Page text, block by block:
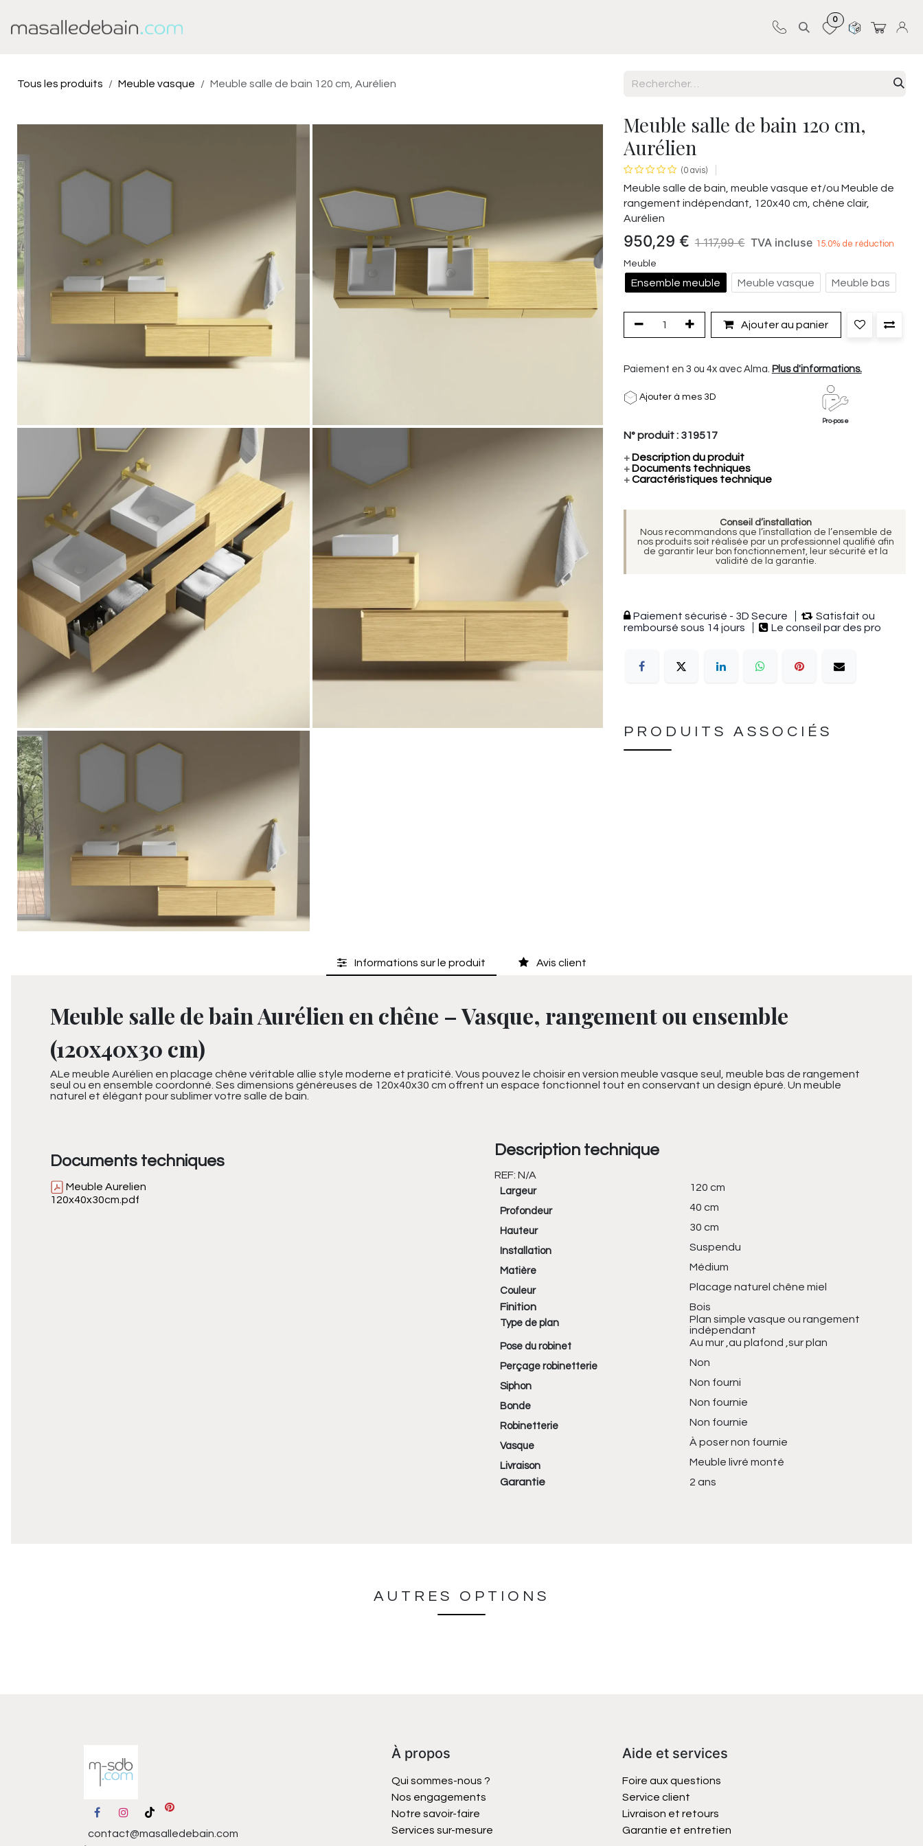
0
Tous les produits Meuble vasque Meuble salle de bain 120 cm, Aurélien
Meuble salle de bain 120 cm,
Aurélien
(0 avis)
Meuble salle de bain, meuble vasque et/ou Meuble de
rangement indépendant, 120x40 cm, chêne clair,
Aurélien
950,29 € 1 117,99€ TVA incluse 15.0% de réduction
Meuble
Ensemble meuble Meuble vasque Meuble bas
Ajouter au panier
Paiement en 3 ou 4x avec Alma. Plus d'informations.
Ajouter à mes 3D
Pro-pose
N° produit : 319517
+Description du produit
+Documents techniques
+Caractéristiques technique
Conseil d’installation
Nous recommandons que l’installation de l’ensemble de
nos produits soit réalisée par un professionnel qualifié afin
de garantir leur bon fonctionnement, leur sécurité et la
validité de la garantie.
Paiement sécurisé - 3D Secure
Satisfait ou
remboursé sous 14 jours
Le conseil par des pro
PRODUITS ASSOCIÉS
Informations sur le produit Avis client
Meuble salle de bain Aurélien en chêne – Vasque, rangement ou ensemble
(120x40x30 cm)
ALe meuble Aurélien en placage chêne véritable allie style moderne et praticité. Vous pouvez le choisir en version meuble vasque seul, meuble bas de rangement
seul ou en ensemble coordonné. Ses dimensions généreuses de 120x40x30 cm offrent un espace fonctionnel tout en conservant un design épuré. Un meuble
naturel et élégant pour sublimer votre salle de bain.
Documents techniques
Meuble Aurelien
120x40x30cm.pdf
Description technique
REF: N/A
Largeur 120 cm
Profondeur 40 cm
Hauteur 30 cm
Installation Suspendu
Matière Médium
Couleur
Placage naturel chêne miel
Finition
Bois
Type de plan
Plan simple vasque ou rangement
indépendant
Pose du robinet Au mur ,au plafond ,sur plan
Perçage robinetterie Non
Siphon Non fourni
Bonde Non fournie
Robinetterie Non fournie
Vasque À poser non fournie
Livraison
Meuble livré monté
Garantie
2 ans
AUTRES OPTIONS
contact@masalledebain.com
À propos
Qui sommes-nous ?
Nos engagements
Notre savoir-faire
Services sur-mesure
Aide et services
Foire aux questions
Service client
Livraison et retours
Garantie et entretien